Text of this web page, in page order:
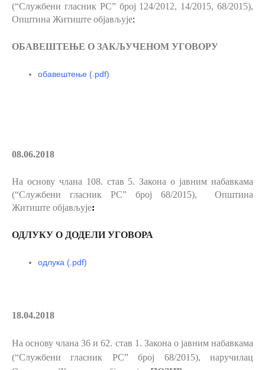
(“Службени гласник РС” број 124/2012, 14/2015, 68/2015),
Општина Житиште објављује:
ОБАВЕШТЕЊЕ О ЗАКЉУЧЕНОМ УГОВОРУ
обавештење (.pdf)
08.06.2018
На основу члана 108. став 5.Закона о јавним набавкама
(“Службени гласник РС” број 68/2015), Општина
Житиште објављује:
ОДЛУКУ О ДОДЕЛИ УГОВОРА
одлука (.pdf)
18.04.2018
На основу члана 36 и 62. став 1. Закона о јавним набавкама
(“Службени гласник РС” број 68/2015), наручилац